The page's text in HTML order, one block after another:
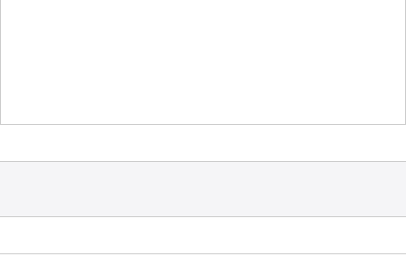
научитесь работать с различными